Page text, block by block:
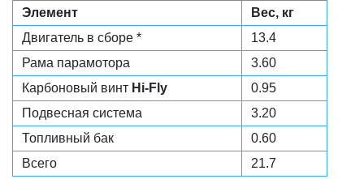
Элемент
Вес, кг
Двигатель в сборе *
13.4
Рама парамотора
3.60
Карбоновый винт Hi-Fly
0.95
Подвесная система
3.20
Топливный бак
0.60
Всего
21.7